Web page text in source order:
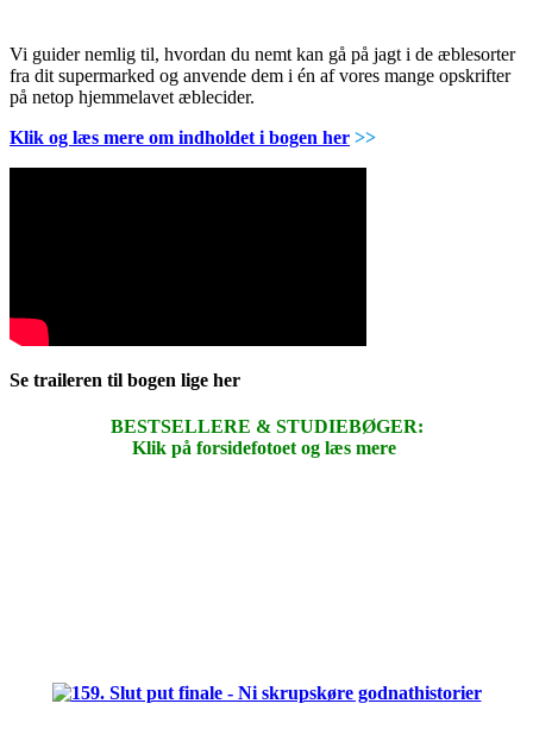
Vi guider nemlig til, hvordan du nemt kan gå på jagt i de æblesorter
fra dit supermarked og anvende dem i én af vores mange opskrifter
på netop hjemmelavet æblecider.
Klik og læs mere om indholdet i bogen her >>
Se traileren til bogen lige her
BESTSELLERE & STUDIEBØGER:
Klik på forsidefotoet og læs mere